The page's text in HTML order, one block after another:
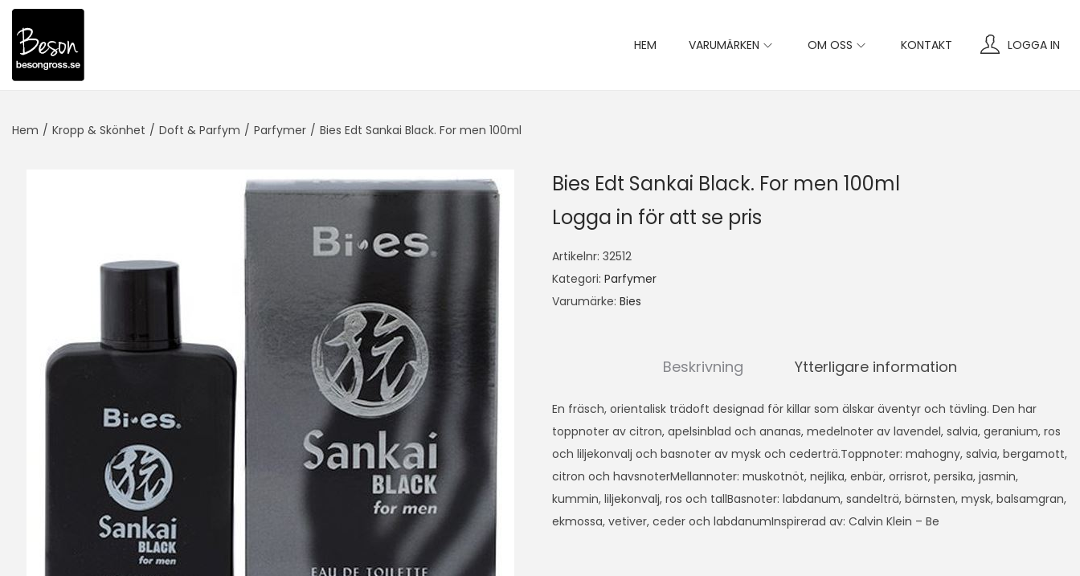
HEM VARUMÄRKEN OM OSS KONTAKT LOGGA IN
Hem / Kropp & Skönhet / Doft & Parfym / Parfymer / Bies Edt Sankai Black. For men 100ml
Bies Edt Sankai Black. For men 100ml
Logga in för att se pris
Artikelnr: 32512
Kategori: Parfymer
Varumärke: Bies
Beskrivning Ytterligare information
En fräsch, orientalisk trädoft designad för killar som älskar äventyr och tävling. Den har
toppnoter av citron, apelsinblad och ananas, medelnoter av lavendel, salvia, geranium, ros
och liljekonvalj och basnoter av mysk och cederträ.Toppnoter: mahogny, salvia, bergamott,
citron och havsnoterMellannoter: muskotnöt, nejlika, enbär, orrisrot, persika, jasmin,
kummin, liljekonvalj, ros och tallBasnoter: labdanum, sandelträ, bärnsten, mysk, balsamgran,
ekmossa, vetiver, ceder och labdanumInspirerad av: Calvin Klein – Be